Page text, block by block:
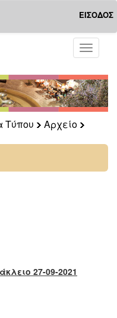
ΕΙΣΟΔΟΣ
Toggle
Τύπου
Αρχείο
27-09-2021